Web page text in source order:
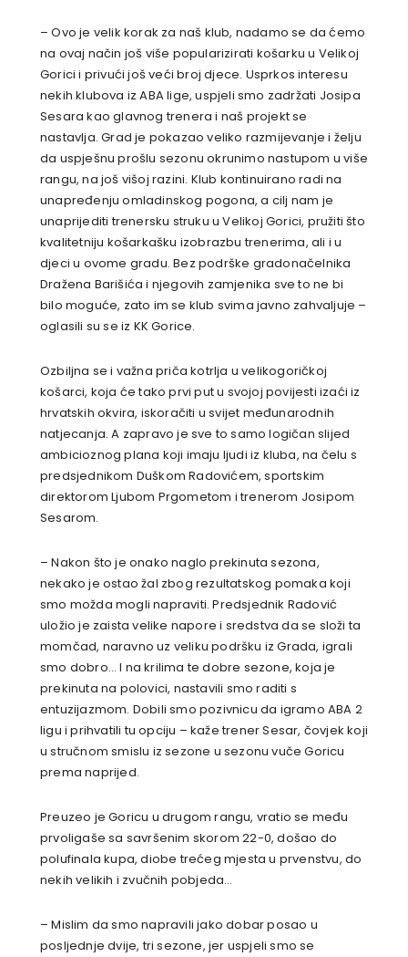
– Ovo je velik korak za naš klub, nadamo se da ćemo
na ovaj način još više popularizirati košarku u Velikoj
Gorici i privući još veći broj djece. Usprkos interesu
nekih klubova iz ABA lige, uspjeli smo zadržati Josipa
Sesara kao glavnog trenera i naš projekt se
nastavlja. Grad je pokazao veliko razmijevanje i želju
da uspješnu prošlu sezonu okrunimo nastupom u više
rangu, na još višoj razini. Klub kontinuirano radi na
unapređenju omladinskog pogona, a cilj nam je
unaprijediti trenersku struku u Velikoj Gorici, pružiti što
kvalitetniju košarkašku izobrazbu trenerima, ali i u
djeci u ovome gradu. Bez podrške gradonačelnika
Dražena Barišića i njegovih zamjenika sve to ne bi
bilo moguće, zato im se klub svima javno zahvaljuje –
oglasili su se iz KK Gorice.
Ozbiljna se i važna priča kotrlja u velikogoričkoj
košarci, koja će tako prvi put u svojoj povijesti izaći iz
hrvatskih okvira, iskoračiti u svijet međunarodnih
natjecanja. A zapravo je sve to samo logičan slijed
ambicioznog plana koji imaju ljudi iz kluba, na čelu s
predsjednikom Duškom Radovićem, sportskim
direktorom Ljubom Prgometom i trenerom Josipom
Sesarom.
– Nakon što je onako naglo prekinuta sezona,
nekako je ostao žal zbog rezultatskog pomaka koji
smo možda mogli napraviti. Predsjednik Radović
uložio je zaista velike napore i sredstva da se složi ta
momčad, naravno uz veliku podršku iz Grada, igrali
smo dobro… I na krilima te dobre sezone, koja je
prekinuta na polovici, nastavili smo raditi s
entuzijazmom. Dobili smo pozivnicu da igramo ABA 2
ligu i prihvatili tu opciju – kaže trener Sesar, čovjek koji
u stručnom smislu iz sezone u sezonu vuče Goricu
prema naprijed.
Preuzeo je Goricu u drugom rangu, vratio se među
prvoligaše sa savršenim skorom 22-0, došao do
polufinala kupa, diobe trećeg mjesta u prvenstvu, do
nekih velikih i zvučnih pobjeda…
– Mislim da smo napravili jako dobar posao u
posljednje dvije, tri sezone, jer uspjeli smo se